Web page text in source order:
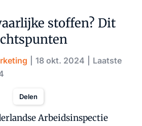
stoffen? Dit
18 okt. 2024
Laatste
Delen
Arbeidsinspectie